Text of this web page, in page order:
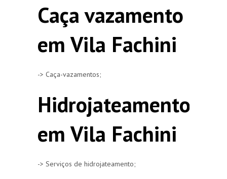
Caça vazamento
em Vila Fachini
-> Caça-vazamentos;
Hidrojateamento
em Vila Fachini
-> Serviços de hidrojateamento;